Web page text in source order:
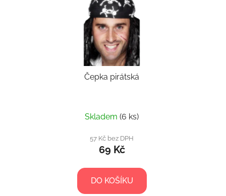
Čepka pirátská
Skladem (6 ks)
57 Kč bez DPH
69 Kč
DO KOŠÍKU